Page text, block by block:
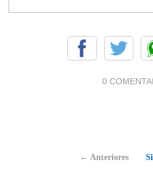
0
← Anteriores